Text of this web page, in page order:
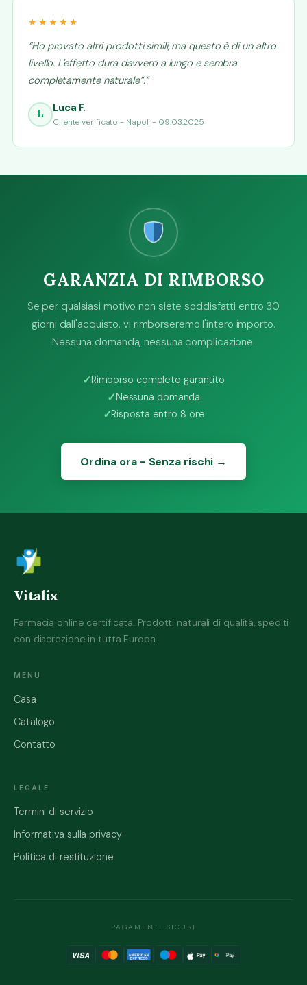
★★★★★
“Ho provato altri prodotti simili, ma questo è di un altro
livello. L'effetto dura davvero a lungo e sembra
completamente naturale”.”
L
Luca F.
Cliente verificato - Napoli - 09.03.2025
GARANZIA DI RIMBORSO
Se per qualsiasi motivo non siete soddisfatti entro 30
giorni dall'acquisto, vi rimborseremo l'intero importo.
Nessuna domanda, nessuna complicazione.
Rimborso completo garantito
Nessuna domanda
Risposta entro 8 ore
Ordina ora - Senza rischi →
Vitalix
Farmacia online certificata. Prodotti naturali di qualità, spediti
con discrezione in tutta Europa.
MENU
Casa
Catalogo
Contatto
LEGALE
Termini di servizio
Informativa sulla privacy
Politica di restituzione
PAGAMENTI SICURI